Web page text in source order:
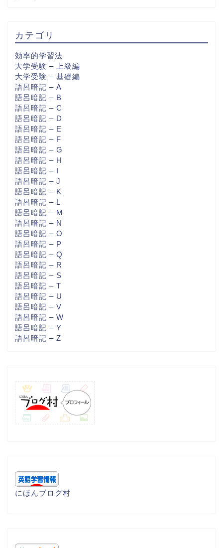
カテゴリ
効率的学習法
大学受験 – 上級編
大学受験 – 基礎編
語呂暗記 – A
語呂暗記 – B
語呂暗記 – C
語呂暗記 – D
語呂暗記 – E
語呂暗記 – F
語呂暗記 – G
語呂暗記 – H
語呂暗記 – I
語呂暗記 – J
語呂暗記 – K
語呂暗記 – L
語呂暗記 – M
語呂暗記 – N
語呂暗記 – O
語呂暗記 – P
語呂暗記 – Q
語呂暗記 – R
語呂暗記 – S
語呂暗記 – T
語呂暗記 – U
語呂暗記 – V
語呂暗記 – W
語呂暗記 – Y
語呂暗記 – Z
にほんブログ村